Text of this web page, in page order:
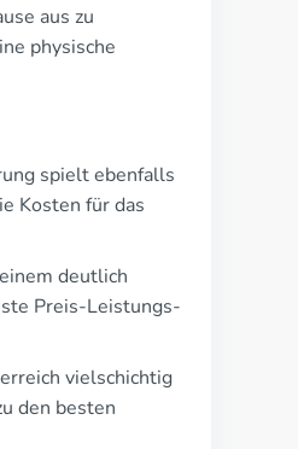
aus zu
physische
spielt ebenfalls
Kosten für das
deutlich
Preis-Leistungs-
vielschichtig
den besten